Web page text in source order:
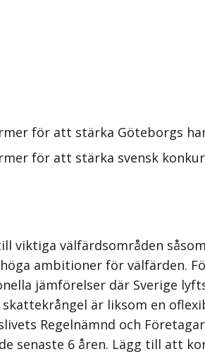
för att stärka Göteborgs
för att stärka svensk
välfärdsområden
ambitioner för välfärden.
jämförelser där Sverige
är liksom en
Regelnämnd och
senaste 6 åren. Lägg till att